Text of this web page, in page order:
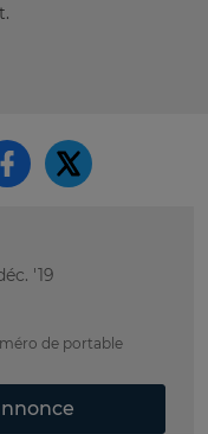
'19
de portable